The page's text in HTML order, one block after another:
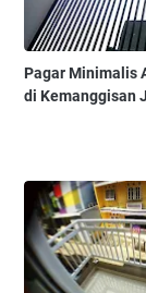
Pagar Minimalis
di Kemanggisan